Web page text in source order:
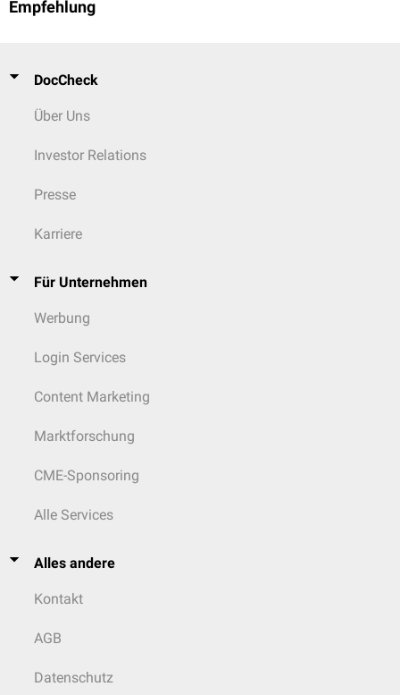
Empfehlung
DocCheck
Über Uns
Investor Relations
Presse
Karriere
Für Unternehmen
Werbung
Login Services
Content Marketing
Marktforschung
CME-Sponsoring
Alle Services
Alles andere
Kontakt
AGB
Datenschutz